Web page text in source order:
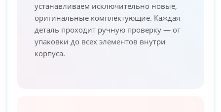
устанавливаем исключительно новые,
оригинальные комплектующие. Каждая
деталь проходит ручную проверку — от
упаковки до всех элементов внутри
корпуса.